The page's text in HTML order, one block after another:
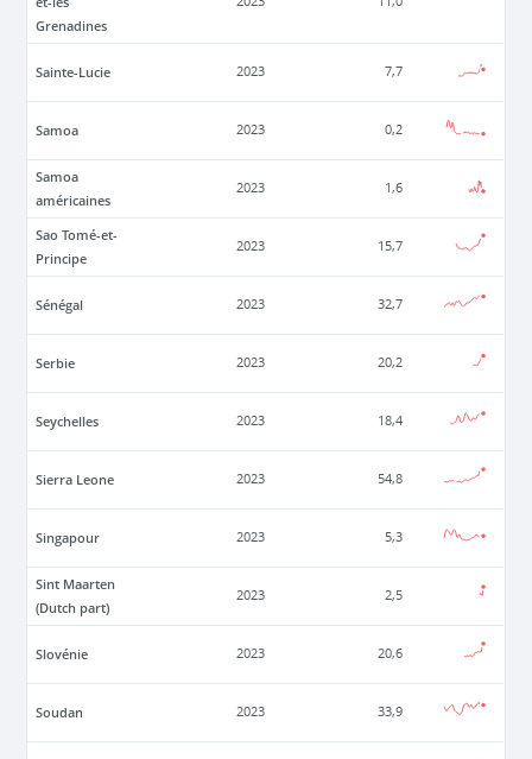
Grenadines
Sainte-Lucie 2023 7,7
Samoa 2023 0,2
Samoa
américaines
2023 1,6
Sao Tomé-et-
Principe
2023 15,7
Sénégal 2023 32,7
Serbie 2023 20,2
Seychelles 2023 18,4
Sierra Leone 2023 54,8
Singapour 2023 5,3
Sint Maarten
(Dutch part)
2023 2,5
Slovénie 2023 20,6
Soudan 2023 33,9